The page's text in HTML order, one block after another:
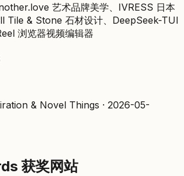
艺术品牌美学、IVRESS 日本
Tile & Stone 石材设计、DeepSeek-TUI
浏览器视频编辑器
& Novel Things · 2026-05-
获奖网站